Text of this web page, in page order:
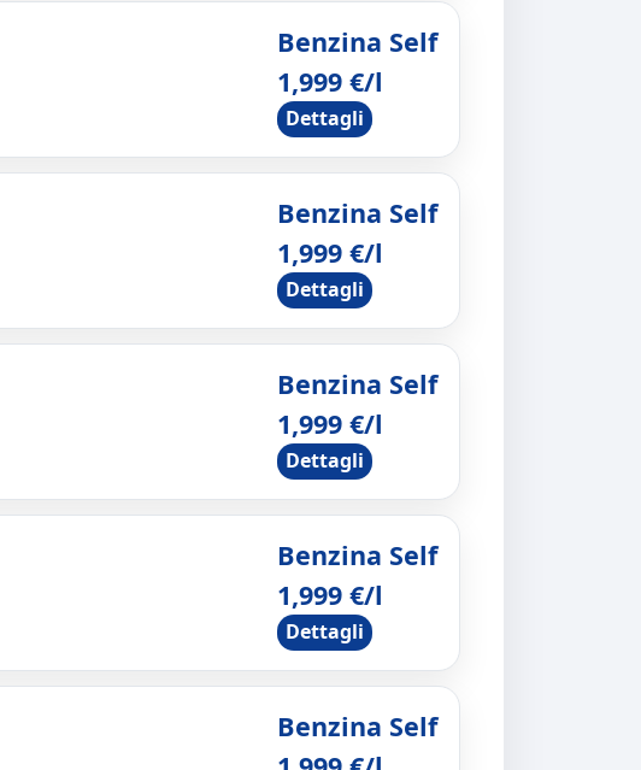
Benzina Self
1,999 €/l
Dettagli
Benzina Self
1,999 €/l
Dettagli
Benzina Self
1,999 €/l
Dettagli
Benzina Self
1,999 €/l
Dettagli
Benzina Self